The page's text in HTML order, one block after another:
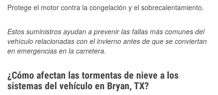
Protege el motor contra la congelación y el sobrecalentamiento.
Estos suministros ayudan a prevenir las fallas más comunes del
vehículo relacionadas con el invierno antes de que se conviertan
en emergencias en la carretera.
¿Cómo afectan las tormentas de nieve a los
sistemas del vehículo en Bryan, TX?